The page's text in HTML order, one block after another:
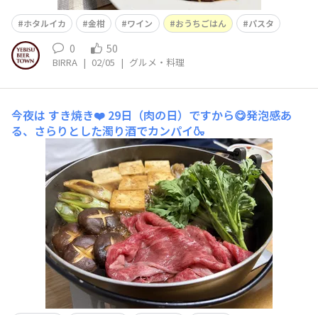
ホタルイカ 金柑 ワイン おうちごはん パスタ
0 50
BIRRA | 02/05 | グルメ・料理
今夜は すき焼き❤️ 29日（肉の日）ですから😋発泡感あ
る、さらりとした濁り酒でカンパイ🍶